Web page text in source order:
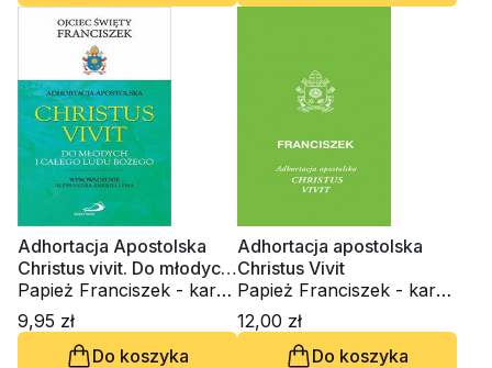
Adhortacja Apostolska
Christus vivit. Do młodych
i całego Ludu Bożego
Papież Franciszek - kard.
Jorge Mario Bergoglio
9,95 zł
Do koszyka
Adhortacja apostolska
Christus Vivit
Papież Franciszek - kard.
Jorge Mario Bergoglio
12,00 zł
Do koszyka